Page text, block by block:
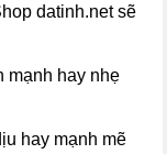
datinh.net sẽ
mạnh hay nhẹ
hay mạnh mẽ